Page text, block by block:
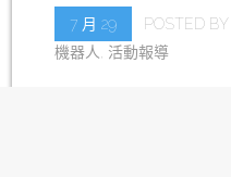
7 月 29 POSTED BY
機器人
活動報導